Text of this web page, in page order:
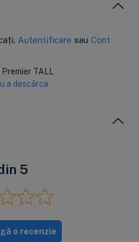
Autentificare sau Cont
TALL
a descărca
5
o recenzie